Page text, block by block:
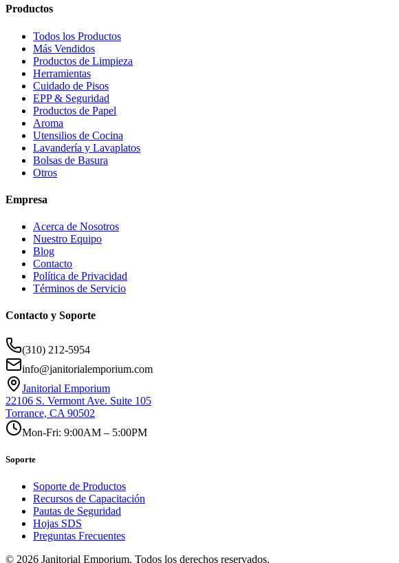
Productos
Todos los Productos
Más Vendidos
Productos de Limpieza
Herramientas
Cuidado de Pisos
EPP & Seguridad
Productos de Papel
Aroma
Utensilios de Cocina
Lavandería y Lavaplatos
Bolsas de Basura
Otros
Empresa
Acerca de Nosotros
Nuestro Equipo
Blog
Contacto
Política de Privacidad
Términos de Servicio
Contacto y Soporte
(310) 212-5954
info@janitorialemporium.com
Janitorial Emporium
22106 S. Vermont Ave. Suite 105
Torrance, CA 90502
Mon-Fri: 9:00AM – 5:00PM
Soporte
Soporte de Productos
Recursos de Capacitación
Pautas de Seguridad
Hojas SDS
Preguntas Frecuentes
© 2026 Janitorial Emporium. Todos los derechos reservados.